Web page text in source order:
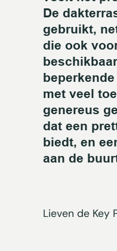
De
gebruikt,
die ook
met veel
genereus
dat een
biedt, en
aan de
Lieven de Key